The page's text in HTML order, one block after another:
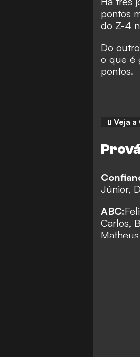
pontos
do Z-4
Do
o que é
pontos.
📱 Veja a
Júnior,
ABC:
Carlos,